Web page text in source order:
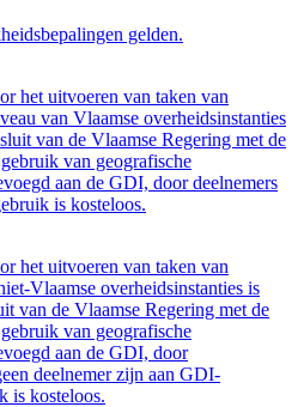
gelden.
het uitvoeren van taken van
van Vlaamse overheidsinstanties
van de Vlaamse Regering met de
van geografische
aan de GDI, door deelnemers
is kosteloos.
het uitvoeren van taken van
Vlaamse overheidsinstanties is
van de Vlaamse Regering met de
van geografische
aan de GDI, door
deelnemer zijn aan GDI-
is kosteloos.